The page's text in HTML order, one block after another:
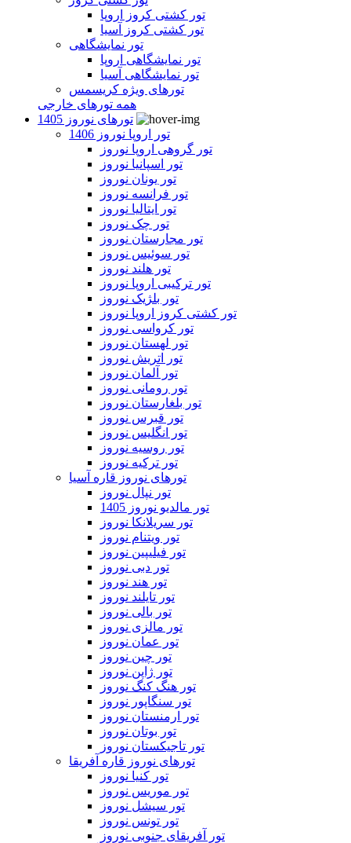
تور کشتی کروز اروپا
تور کشتی کروز آسیا
تور نمایشگاهی
تور نمایشگاهی اروپا
تور نمایشگاهی آسیا
تورهای ویژه کریسمس
همه تورهای خارجی
تورهای نوروز 1405
تور اروپا نوروز 1406
تور گروهی اروپا نوروز
تور اسپانیا نوروز
تور یونان نوروز
تور فرانسه نوروز
تور ایتالیا نوروز
تور چک نوروز
تور مجارستان نوروز
تور سوئیس نوروز
تور هلند نوروز
تور ترکیبی اروپا نوروز
تور بلژیک نوروز
تور کشتی کروز اروپا نوروز
تور کرواسی نوروز
تور لهستان نوروز
تور اتریش نوروز
تور آلمان نوروز
تور رومانی نوروز
تور بلغارستان نوروز
تور قبرس نوروز
تور انگلیس نوروز
تور روسیه نوروز
تور ترکیه نوروز
تورهای نوروز قاره آسیا
تور نپال نوروز
تور مالدیو نوروز 1405
تور سریلانکا نوروز
تور ویتنام نوروز
تور فیلیپین نوروز
تور دبی نوروز
تور هند نوروز
تور تایلند نوروز
تور بالی نوروز
تور مالزی نوروز
تور عمان نوروز
تور چین نوروز
تور ژاپن نوروز
تور هنگ کنگ نوروز
تور سنگاپور نوروز
تور ارمنستان نوروز
تور بوتان نوروز
تور تاجیکستان نوروز
تورهای نوروز قاره آفریقا
تور کنیا نوروز
تور موریس نوروز
تور سیشل نوروز
تور تونس نوروز
تور آفریقای جنوبی نوروز